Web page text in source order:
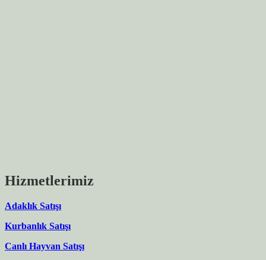
Hizmetlerimiz
Adaklık Satışı
Kurbanlık Satışı
Canlı Hayvan Satışı